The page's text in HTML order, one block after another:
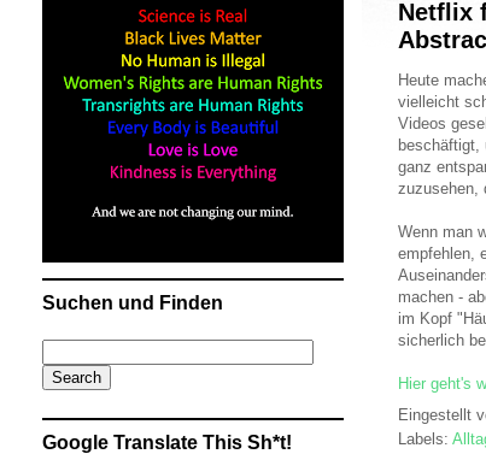
Netflix
Heute
vielleicht
Videos
beschäftigt,
ganz
zuzusehen,
Wenn man
empfehlen,
machen -
im Kopf
sicherlich
Hier geht's
Eingestellt
Labels:
Suchen und Finden
Google Translate This Sh*t!